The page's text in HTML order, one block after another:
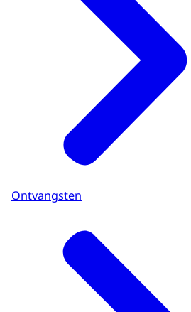
Ontvangsten